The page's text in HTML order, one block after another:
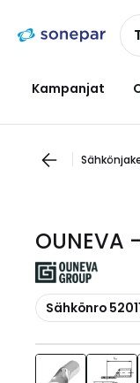
navigointiin
Kampanjat
Kopioi
Sähkönro